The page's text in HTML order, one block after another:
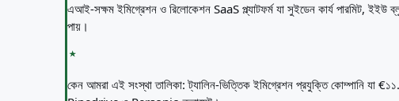
এআই-সক্ষম ইমিগ্রেশন ও রিলোকেশন SaaS প্ল্যাটফর্ম যা সুইডেন কার্য পারমিট, ইইউ
পায়।
কেন আমরা এই সংস্থা তালিকা:ট্যালিন-ভিত্তিক ইমিগ্রেশন প্রযুক্তি কোম্পানি যা